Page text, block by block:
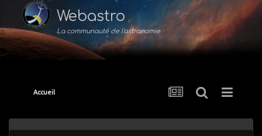
Webastro
La communauté de l'astronomie
Accueil